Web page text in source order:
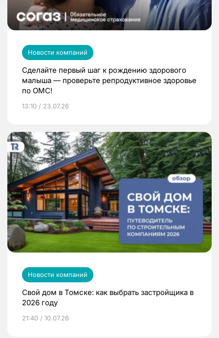
Новости компаний
Сделайте первый шаг к рождению здорового
малыша — проверьте репродуктивное здоровье
по ОМС!
13:10 / 23.07.26
Новости компаний
Свой дом в Томске: как выбрать застройщика в
2026 году
21:40 / 10.07.26